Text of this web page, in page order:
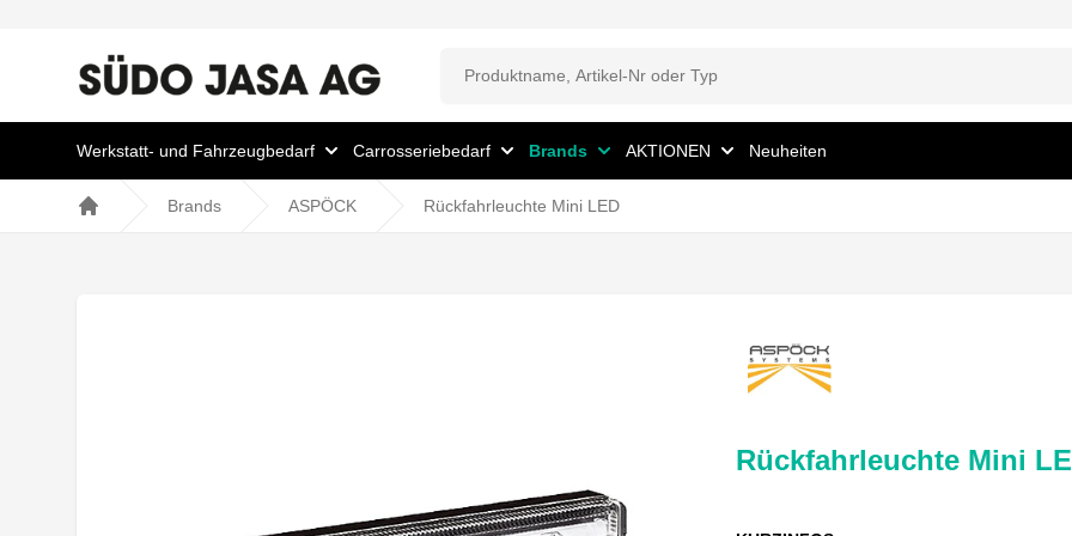
Werkstatt- und Fahrzeugbedarf Carrosseriebedarf Brands AKTIONEN Neuheiten
Brands ASPÖCK Rückfahrleuchte Mini LED
Rückfahrleuchte Mini